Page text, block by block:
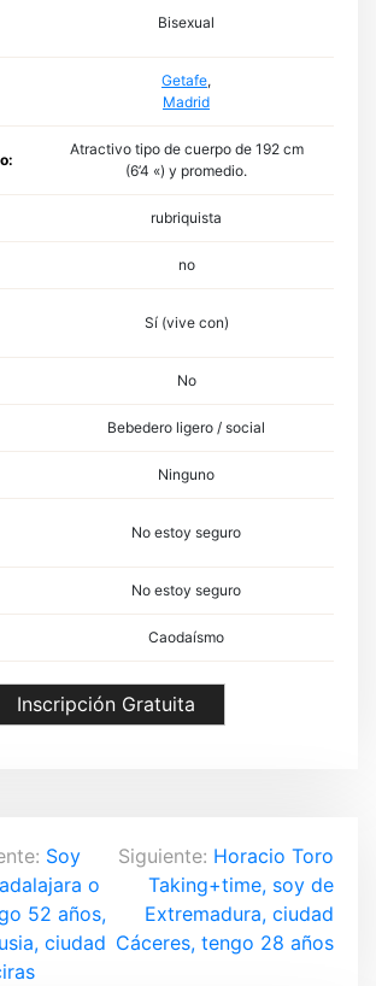
Bisexual
Getafe,
Madrid
Atractivo tipo de cuerpo de 192 cm
(6’4 «) y promedio.
rubriquista
no
Sí (vive con)
No
Bebedero ligero / social
Ninguno
No estoy seguro
No estoy seguro
Caodaísmo
Inscripción Gratuita
Soy
o
52 años,
ciudad
Siguiente: Horacio Toro
Taking+time, soy de
Extremadura, ciudad
Cáceres, tengo 28 años